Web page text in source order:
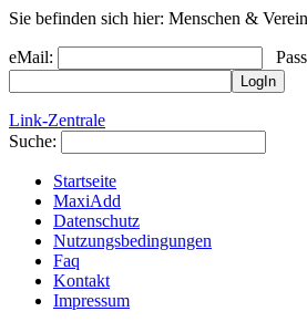
Sie befinden sich hier: Menschen &
eMail:
Link-Zentrale
Suche:
Startseite
MaxiAdd
Datenschutz
Nutzungsbedingungen
Faq
Kontakt
Impressum